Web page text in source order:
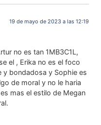
19 de mayo de 2023 a las 12:19
no es tan 1MB3C1L,
el , Erika no es el foco
y bondadosa y Sophie es
de moral y no le haria
mas el estilo de Megan